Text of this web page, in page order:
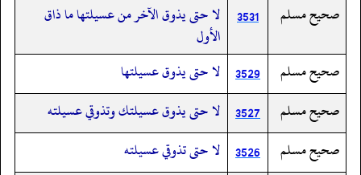
صحيح مسلم 3531
لا حتى يذوق الآخر من عسيلتها ما ذاق
الأول
صحيح مسلم
3529 لا حتى يذوق عسيلتها
صحيح مسلم
3527 لا حتى يذوق عسيلتك وتذوقي عسيلته
صحيح مسلم
3526 لا حتى تذوقي عسيلته